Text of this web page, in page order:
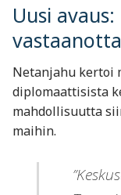
Uusi
Netanjahu kertoi
diplomaattisista
mahdollisuutta
maihin.